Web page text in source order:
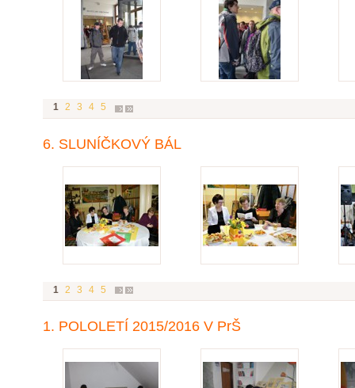
1 2 3 4 5
6. SLUNÍČKOVÝ BÁL
1 2 3 4 5
1. POLOLETÍ 2015/2016 V PrŠ